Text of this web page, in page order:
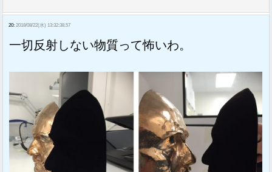
20: 2018/08/22(水) 13:32:38.57
一切反射しない物質って怖いわ。